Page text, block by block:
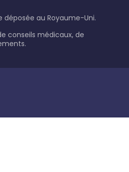
au Royaume-Uni.
conseils médicaux, de